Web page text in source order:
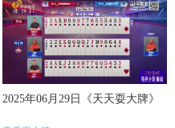
2025年06月29日《天天耍大牌》